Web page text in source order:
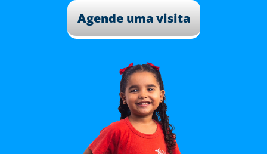
Agende uma visita